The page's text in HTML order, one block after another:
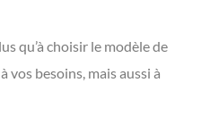
qu’à choisir le modèle de
vos besoins, mais aussi à